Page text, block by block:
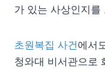
가 있는 사상인지
초원복집 사건에서
청와대 비서관으로